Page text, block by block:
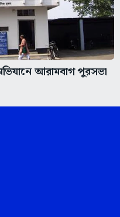
আরামবাগ পুরসভা